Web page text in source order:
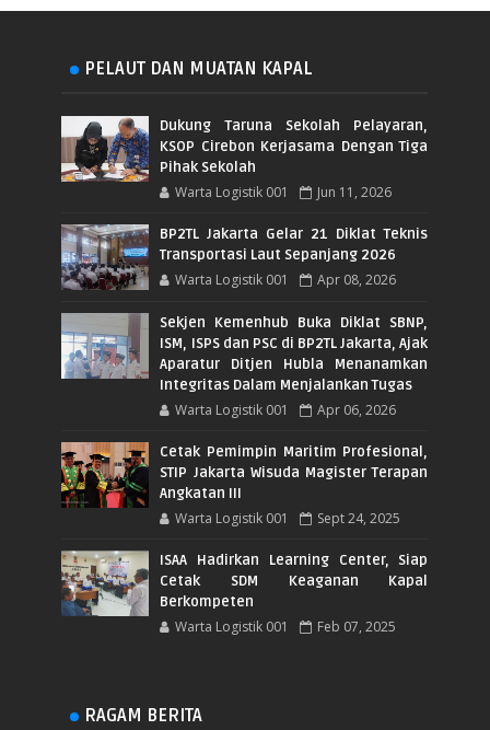
PELAUT DAN MUATAN KAPAL
Dukung Taruna Sekolah Pelayaran,
KSOP Cirebon Kerjasama Dengan Tiga
Pihak Sekolah
Warta Logistik 001 Jun 11, 2026
BP2TL Jakarta Gelar 21 Diklat Teknis
Transportasi Laut Sepanjang 2026
Warta Logistik 001 Apr 08, 2026
Sekjen Kemenhub Buka Diklat SBNP,
ISM, ISPS dan PSC di BP2TL Jakarta, Ajak
Aparatur Ditjen Hubla Menanamkan
Integritas Dalam Menjalankan Tugas
Warta Logistik 001 Apr 06, 2026
Cetak Pemimpin Maritim Profesional,
STIP Jakarta Wisuda Magister Terapan
Angkatan III
Warta Logistik 001 Sept 24, 2025
ISAA Hadirkan Learning Center, Siap
Cetak SDM Keaganan Kapal
Berkompeten
Warta Logistik 001 Feb 07, 2025
RAGAM BERITA